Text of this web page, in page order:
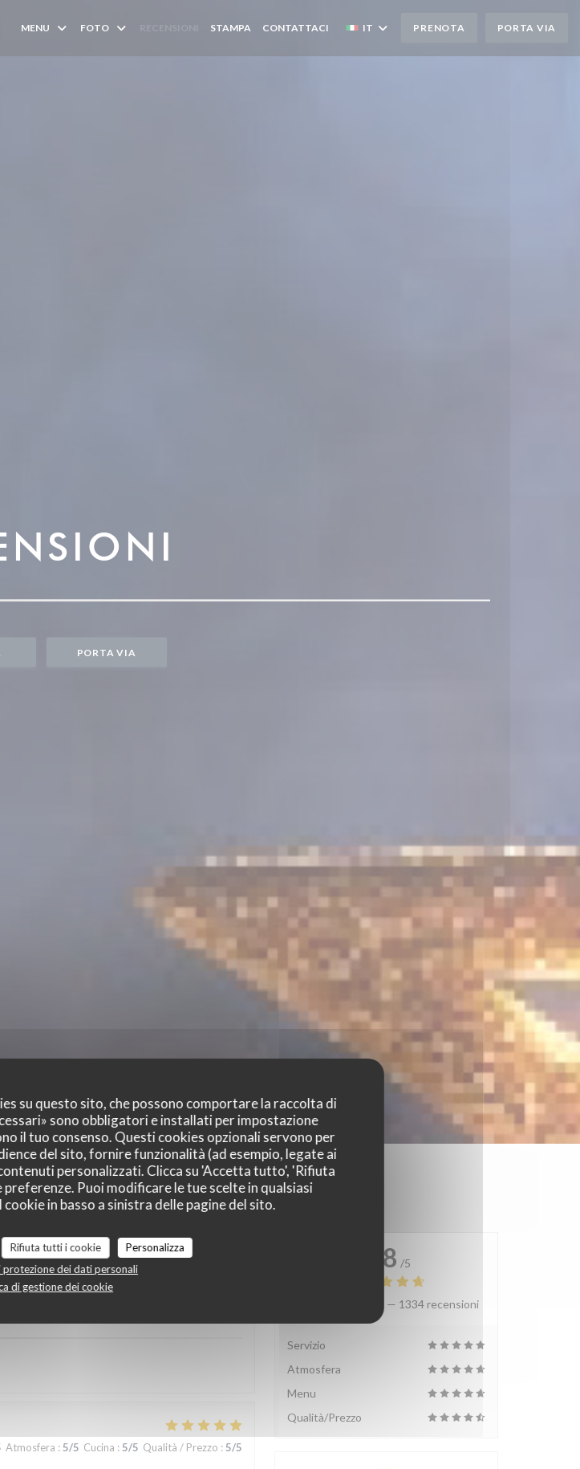
su questo sito, che possono comportare la raccolta di
sono obbligatori e installati per impostazione
il tuo consenso. Questi cookies opzionali servono per
del sito, fornire funzionalità (ad esempio, legate ai
personalizzati. Clicca su 'Accetta tutto', 'Rifiuta
Puoi modificare le tue scelte in qualsiasi
in basso a sinistra delle pagine del sito.
Rifiuta tutti i cookie
Personalizza
protezione dei dati personali
di gestione dei cookie
MENU FOTO STAMPA CONTATTACI IT PRENOTA PORTA VIA
PORTA VIA
Atmosfera : 5/5 Cucina : 5/5 Qualità / Prezzo : 5/5
4.8 /5
Valutazione media — 1334 recensioni
Servizio
Atmosfera
Menu
Qualità/Prezzo